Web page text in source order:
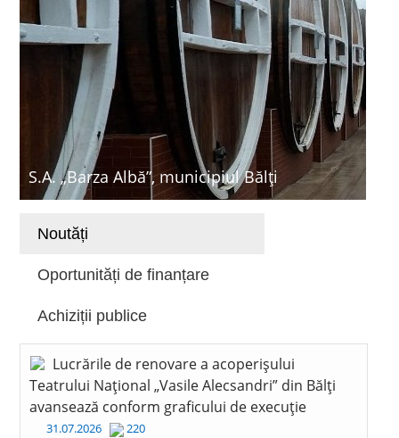
S.A. „Barza Albă”, municipiul Bălți
Noutăți
Oportunități de finanțare
Achiziții publice
Lucrările de renovare a acoperișului
Teatrului Național „Vasile Alecsandri” din Bălți
avansează conform graficului de execuție
31.07.2026 220